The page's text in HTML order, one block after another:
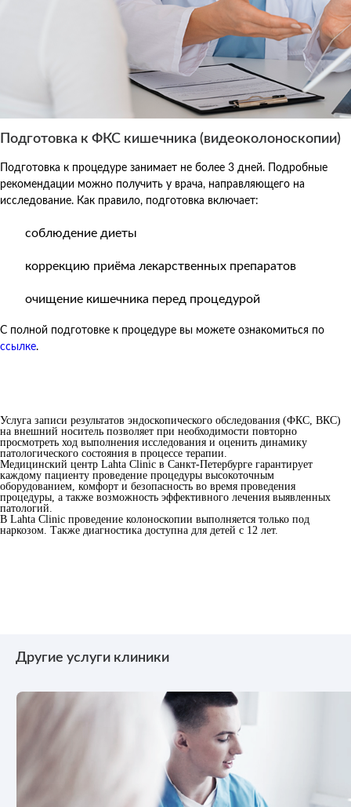
Подготовка к ФКС кишечника (видеоколоноскопии)
Подготовка к процедуре занимает не более 3 дней. Подробные
рекомендации можно получить у врача, направляющего на
исследование. Как правило, подготовка включает:
соблюдение диеты
коррекцию приёма лекарственных препаратов
очищение кишечника перед процедурой
С полной подготовке к процедуре вы можете ознакомиться по
ссылке.
Услуга записи результатов эндоскопического обследования (ФКС, ВКС)
на внешний носитель позволяет при необходимости повторно
просмотреть ход выполнения исследования и оценить динамику
патологического состояния в процессе терапии.
Медицинский центр Lahta Clinic в Санкт-Петербурге гарантирует
каждому пациенту проведение процедуры высокоточным
оборудованием, комфорт и безопасность во время проведения
процедуры, а также возможность эффективного лечения выявленных
патологий.
В Lahta Clinic проведение колоноскопии выполняется только под
наркозом. Также диагностика доступна для детей с 12 лет.
Другие услуги клиники